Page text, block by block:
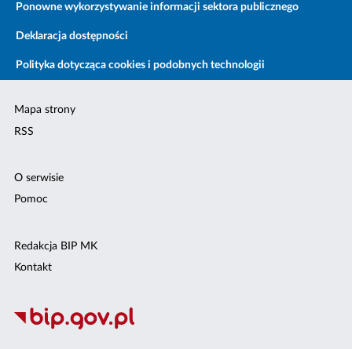
Ponowne wykorzystywanie informacji sektora publicznego
Deklaracja dostępności
Polityka dotycząca cookies i podobnych technologii
Mapa strony
RSS
O serwisie
Pomoc
Redakcja BIP MK
Kontakt